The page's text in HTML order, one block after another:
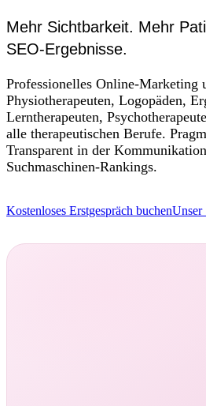
Mehr Sichtbarkeit. Mehr
SEO-Ergebnisse.
Professionelles Online-Marketing
Physiotherapeuten, Logopäden,
Lerntherapeuten,
alle therapeutischen Berufe.
Transparent in der
Suchmaschinen-Rankings.
Kostenloses Erstgespräch buchenUnser